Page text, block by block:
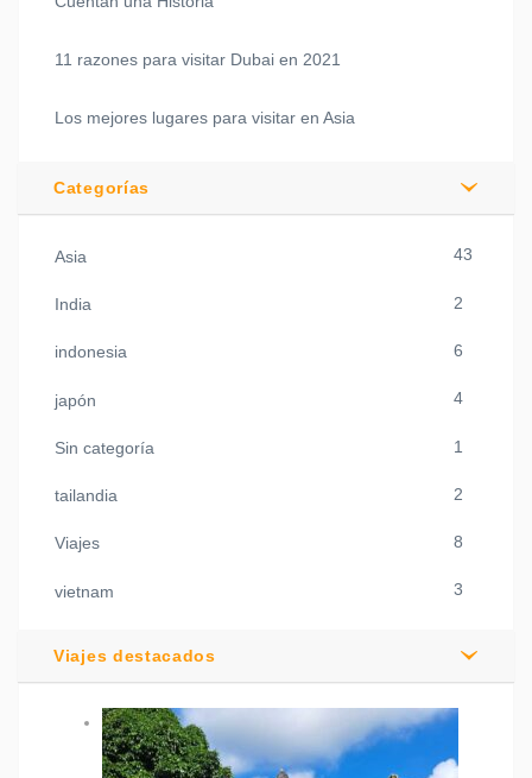
11 razones para visitar Dubai en 2021
Los mejores lugares para visitar en Asia
Categorías
Asia 43
India 2
indonesia 6
japón 4
Sin categoría 1
tailandia 2
Viajes 8
vietnam 3
Viajes destacados